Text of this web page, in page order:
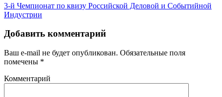
3-й Чемпионат по квизу Российской Деловой и Событийной
Индустрии
Добавить комментарий
Ваш e-mail не будет опубликован. Обязательные поля
помечены *
Комментарий